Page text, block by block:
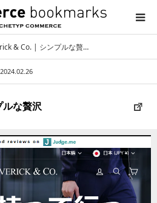
& Co. | シンプルな贅…
2024.02.26
な贅沢